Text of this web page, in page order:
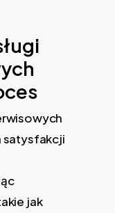
satysfakcji
jak